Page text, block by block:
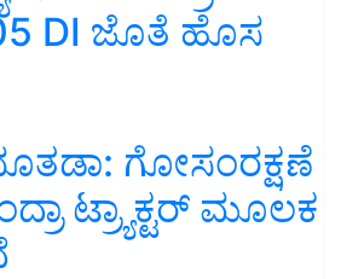
DI ಜೊತೆ ಹೊಸ
ಗೋಸಂರಕ್ಷಣೆ
ಟ್ರ್ಯಾಕ್ಟರ್ ಮೂಲಕ